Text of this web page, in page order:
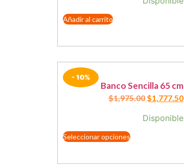
Añadir al carrito
- 10%
Banco Sencilla 65 cm
$1,975.00 $1,777.50
Disponible
Seleccionar opciones